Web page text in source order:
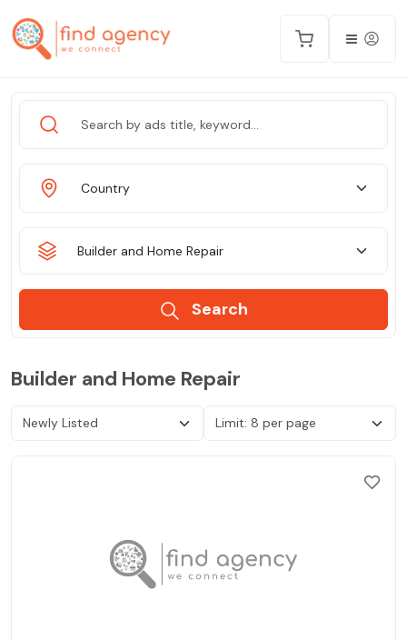
Country
Builder and Home Repair
Search
Builder and Home Repair